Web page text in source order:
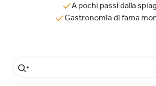
A pochi passi dalla
Gastronomia di fama